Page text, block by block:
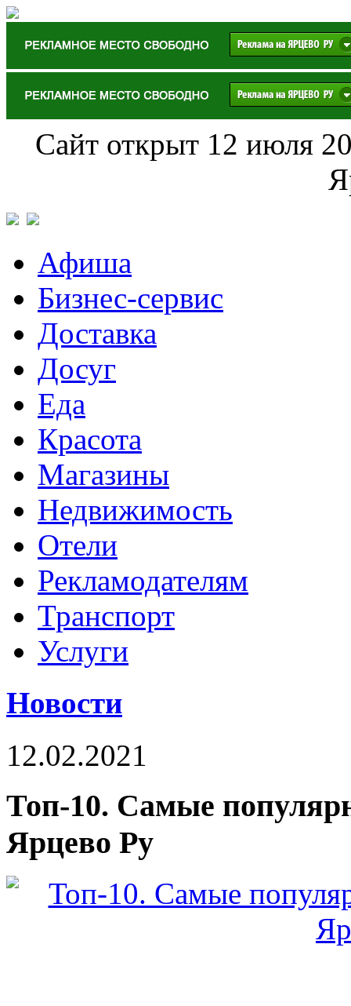
Сайт открыт 12 июля
Афиша
Бизнес-сервис
Доставка
Досуг
Еда
Красота
Магазины
Недвижимость
Отели
Рекламодателям
Транспорт
Услуги
Новости
12.02.2021
Топ-10. Самые
Ярцево Ру